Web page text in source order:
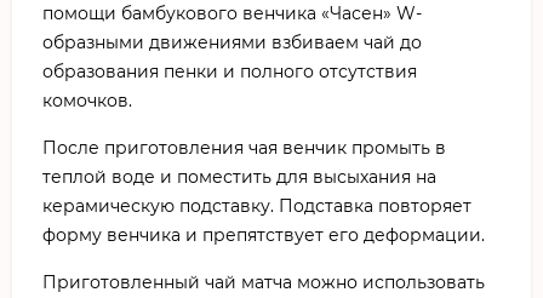
помощи бамбукового венчика «Часен» W-
образными движениями взбиваем чай до
образования пенки и полного отсутствия
комочков.
После приготовления чая венчик промыть в
теплой воде и поместить для высыхания на
керамическую подставку. Подставка повторяет
форму венчика и препятствует его деформации.
Приготовленный чай матча можно использовать